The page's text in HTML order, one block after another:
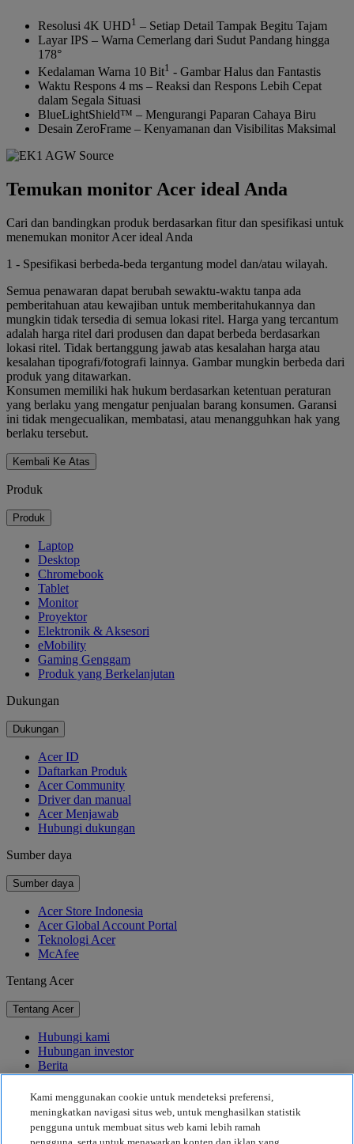
Resolusi 4K UHD1 – Setiap Detail Tampak Begitu Tajam
Layar IPS – Warna Cemerlang dari Sudut Pandang hingga
178°
Kedalaman Warna 10 Bit1 - Gambar Halus dan Fantastis
Waktu Respons 4 ms – Reaksi dan Respons Lebih Cepat
dalam Segala Situasi
BlueLightShield™ – Mengurangi Paparan Cahaya Biru
Desain ZeroFrame – Kenyamanan dan Visibilitas Maksimal
Temukan monitor Acer ideal Anda
Cari dan bandingkan produk berdasarkan fitur dan spesifikasi untuk
menemukan monitor Acer ideal Anda
1 - Spesifikasi berbeda-beda tergantung model dan/atau wilayah.
Semua penawaran dapat berubah sewaktu-waktu tanpa ada
pemberitahuan atau kewajiban untuk memberitahukannya dan
mungkin tidak tersedia di semua lokasi ritel. Harga yang tercantum
adalah harga ritel dari produsen dan dapat berbeda berdasarkan
lokasi ritel. Tidak bertanggung jawab atas kesalahan harga atau
kesalahan tipografi/fotografi lainnya. Gambar mungkin berbeda dari
produk yang ditawarkan.
Konsumen memiliki hak hukum berdasarkan ketentuan peraturan
yang berlaku yang mengatur penjualan barang konsumen. Garansi
ini tidak mengecualikan, membatasi, atau menangguhkan hak yang
berlaku tersebut.
Kembali Ke Atas
Produk
Produk
Laptop
Desktop
Chromebook
Tablet
Monitor
Proyektor
Elektronik & Aksesori
eMobility
Gaming Genggam
Produk yang Berkelanjutan
Dukungan
Dukungan
Acer ID
Daftarkan Produk
Acer Community
Driver dan manual
Acer Menjawab
Hubungi dukungan
Sumber daya
Sumber daya
Acer Store Indonesia
Acer Global Account Portal
Teknologi Acer
McAfee
Tentang Acer
Tentang Acer
Hubungi kami
Hubungan investor
Berita
Penghargaan
Acara
Keberlanjutan
Kami menggunakan cookie untuk mendeteksi preferensi,
meningkatkan navigasi situs web, untuk menghasilkan statistik
pengguna untuk membuat situs web kami lebih ramah